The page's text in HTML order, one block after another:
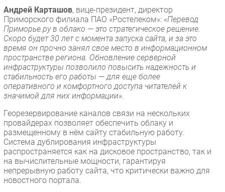
Тестовый стенд
Каталог компаний
Андрей Карташов, вице-президент, директор
Приморского филиала ПАО «Ростелеком»: «Перевод
Приморье.ру в облако — это стратегическое решение.
Скоро будет 30 лет с момента запуска сайта, и за это
время он прочно занял свое место в информационном
пространстве региона. Обновление серверной
инфраструктуры позволило повысить надежность и
стабильность его работы — для еще более
оперативного и комфортного доступа читателей к
значимой для них информации».
Георезервирование каналов связи на нескольких
провайдерах позволяет обеспечить облаку и
размещенному в нём сайту стабильную работу.
Система дублирования инфраструктуры
распространяется как на дисковое пространство, так и
на вычислительные мощности, гарантируя
непрерывную работу сайта, что критически важно для
новостного портала.